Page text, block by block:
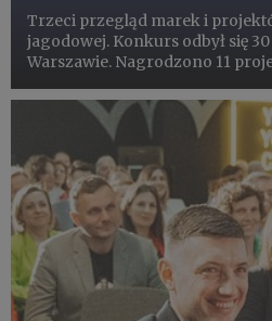
Trzeci przegląd marek i
jagodowej. Konkurs odbył się
Warszawie. Nagrodzono 11